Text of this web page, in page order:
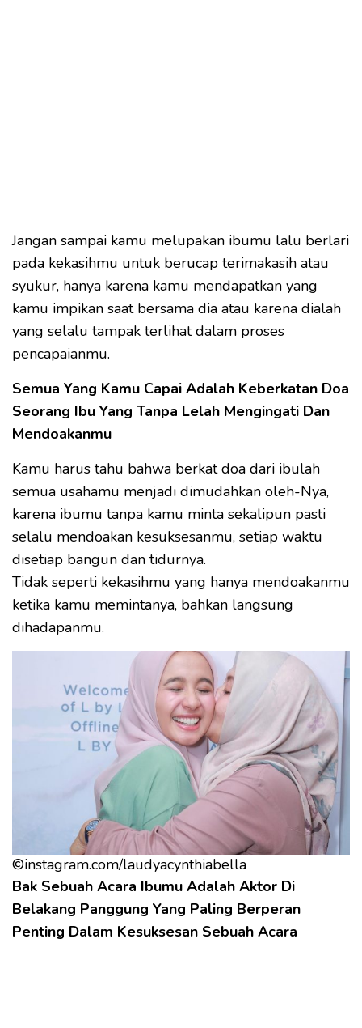
Jangan sampai kamu melupakan ibumu lalu berlari
pada kekasihmu untuk berucap terimakasih atau
syukur, hanya karena kamu mendapatkan yang
kamu impikan saat bersama dia atau karena dialah
yang selalu tampak terlihat dalam proses
pencapaianmu.
Semua Yang Kamu Capai Adalah Keberkatan Doa
Seorang Ibu Yang Tanpa Lelah Mengingati Dan
Mendoakanmu
Kamu harus tahu bahwa berkat doa dari ibulah
semua usahamu menjadi dimudahkan oleh-Nya,
karena ibumu tanpa kamu minta sekalipun pasti
selalu mendoakan kesuksesanmu, setiap waktu
disetiap bangun dan tidurnya.
Tidak seperti kekasihmu yang hanya mendoakanmu
ketika kamu memintanya, bahkan langsung
dihadapanmu.
©instagram.com/laudyacynthiabella
Bak Sebuah Acara Ibumu Adalah Aktor Di
Belakang Panggung Yang Paling Berperan
Penting Dalam Kesuksesan Sebuah Acara